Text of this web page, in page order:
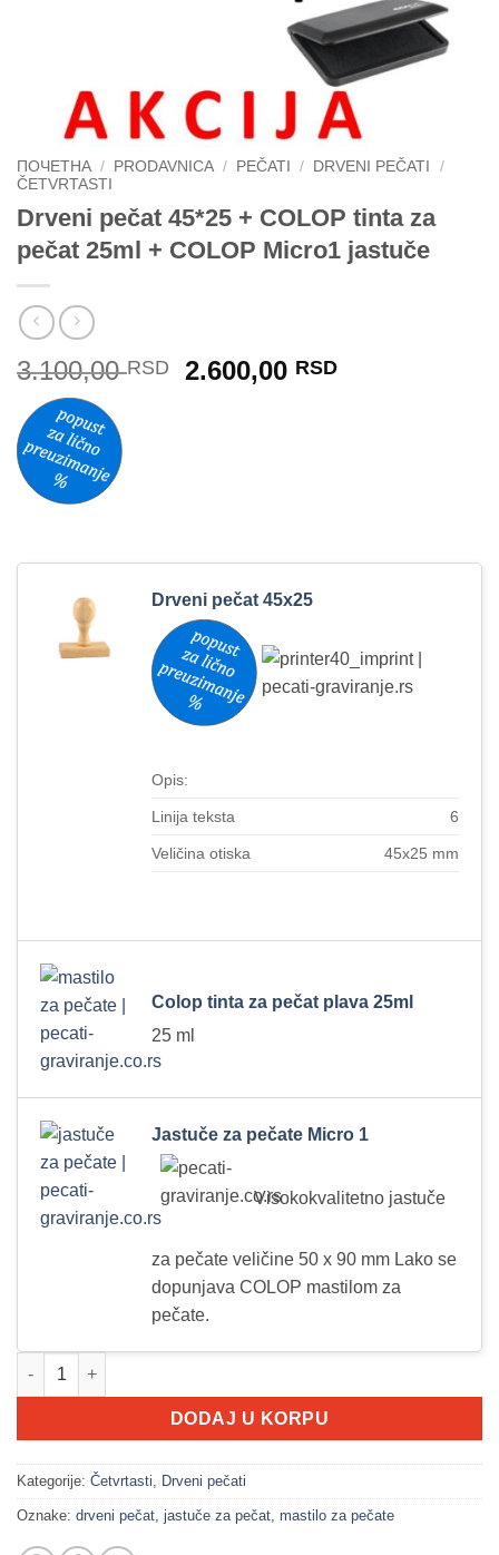
ПОЧЕТНА / PRODAVNICA / PEČATI / DRVENI PEČATI
/
ČETVRTASTI
Drveni pečat 45*25 + COLOP tinta za
pečat 25ml + COLOP Micro1 jastuče
3.100,00RSD
Originalna
2.600,00 RSDTrenutna
Drveni pečat 45x25
Opis:
Linija teksta 6
Veličina otiska 45x25 mm
Colop tinta za pečat plava 25ml
25 ml
Jastuče za pečate Micro 1
Visokokvalitetno jastuče
za pečate veličine 50 x 90 mm Lako se
dopunjava COLOP mastilom za
pečate.
Drveni pečat 45*25 + COLOP tinta za pečat 25ml + COLOP
DODAJ U KORPU
Kategorije: Četvrtasti Drveni pečati
Oznake: drveni pečat jastuče za pečat mastilo za pečate